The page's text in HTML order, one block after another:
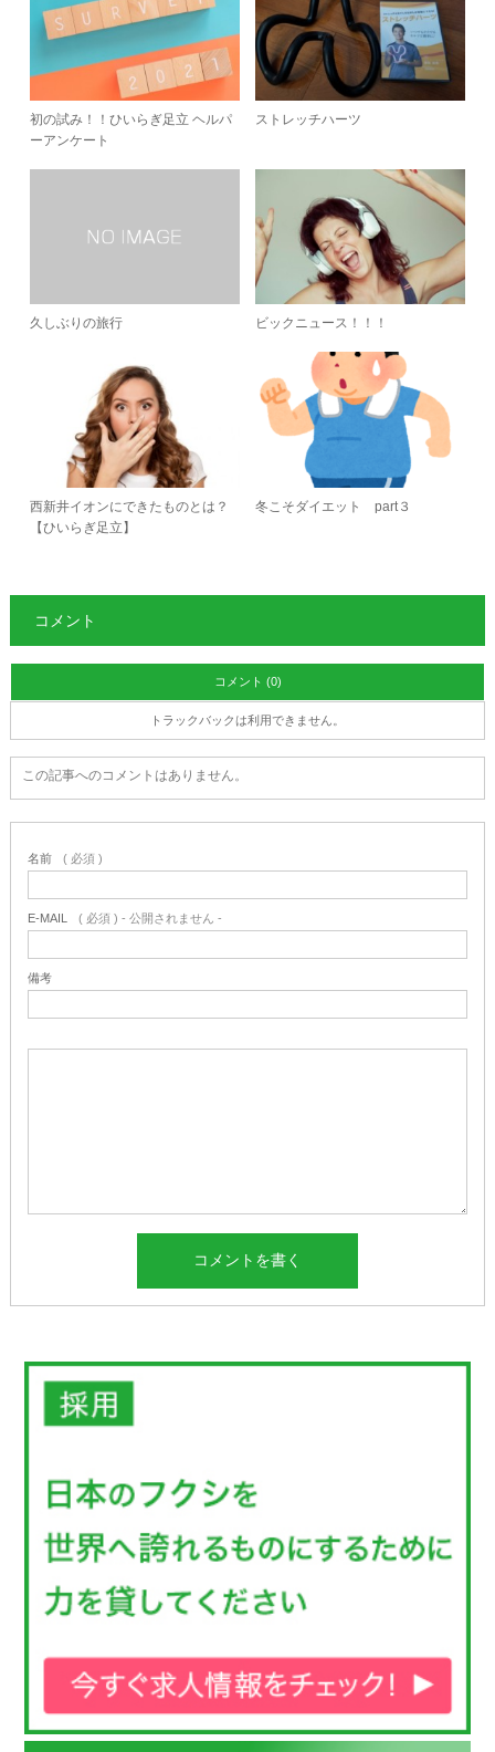
初の試み！！ひいらぎ足立 ヘルパ
ーアンケート
ストレッチハーツ
久しぶりの旅行 ビックニュース！！！
西新井イオンにできたものとは？
【ひいらぎ足立】
冬こそダイエット part３
コメント
コメント (0)
トラックバックは利用できません。
この記事へのコメントはありません。
名前 ( 必須 )
E-MAIL ( 必須 ) - 公開されません -
備考